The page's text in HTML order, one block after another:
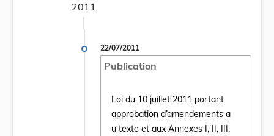
2011
22/07/2011
Publication
Loi du 10 juillet 2011 portant
approbation d’amendements a
u texte et aux Annexes I, II, III,